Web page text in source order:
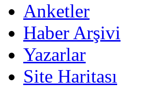
Anketler
Haber Arşivi
Yazarlar
Site Haritası